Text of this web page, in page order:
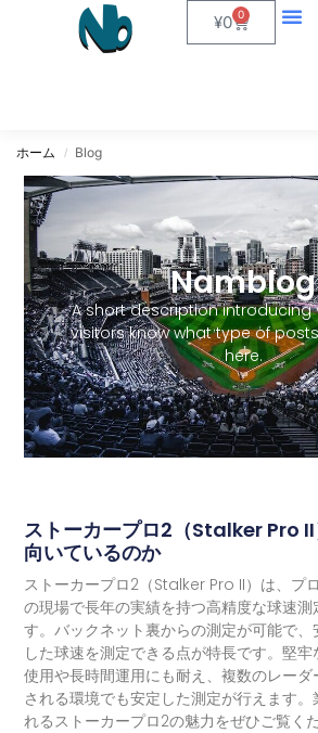
¥0 0
ホーム / Blog
Namblog
A short description
visitors know what type of
here.
ストーカープロ2（Stalker Pro
向いているのか
ストーカープロ2（Stalker Pro II）は、プ
の現場で長年の実績を持つ高精度な球速
す。バックネット裏からの測定が可能で
した球速を測定できる点が特長です。堅
使用や長時間運用にも耐え、複数のレー
される環境でも安定した測定が行えます。
れるストーカープロ2の魅力をぜひご覧くだ